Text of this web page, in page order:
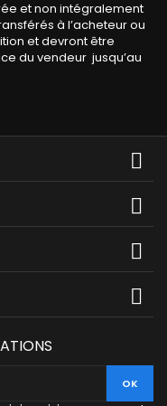
et non intégralement
à l’acheteur ou
et devront être
du vendeur jusqu’au



